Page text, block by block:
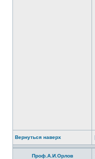
Вернуться наверх
Проф.А.И.Орлов